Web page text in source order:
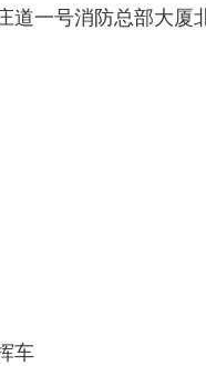
道一号消防总部大厦
车